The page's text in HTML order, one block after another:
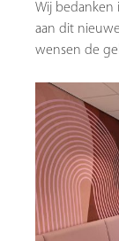
Wij bedanken
aan dit
wensen de